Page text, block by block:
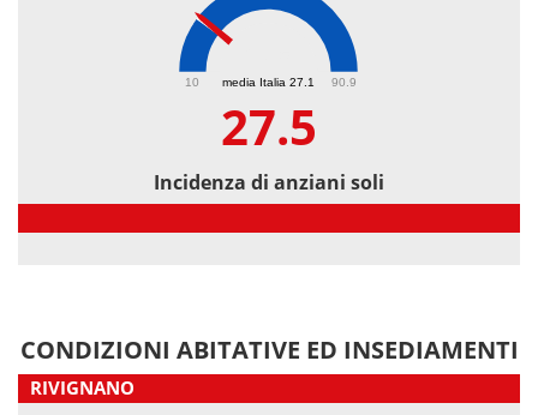
media Italia 27.1
10 90.9
27.5
Incidenza di anziani soli
CONDIZIONI ABITATIVE ED INSEDIAMENTI
RIVIGNANO